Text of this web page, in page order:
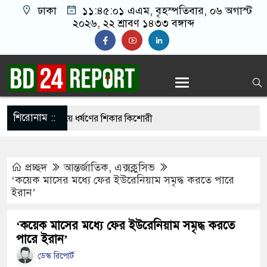
ঢাকা ১১:৪৫:০২ এএম, বৃহস্পতিবার, ০৬ অগাস্ট
২০২৬, ২২ শ্রাবণ ১৪৩৩ বঙ্গাব্দ
শিরোনাম ::
করতে গিয়ে ধর্ষণের শিকার কিশোরী
ফ্যামিলি কার্ড দেবেন প্রধানমন্ত্রী
বাহিনী, খসড়া আইন প্রকাশ
পুলিশকে পিটিয়ে র’ক্তা’ক্ত করা হয়েছে, সে দৃশ্য
প্রচ্ছদ আন্তর্জাতিক, এক্সক্লুসিভ
‘কয়েক মাসের মধ্যে ফের ইউরেনিয়াম সমৃদ্ধ করতে পারে
ইরান’
‘কয়েক মাসের মধ্যে ফের ইউরেনিয়াম সমৃদ্ধ করতে
পারে ইরান’
ডেস্ক রিপোর্ট